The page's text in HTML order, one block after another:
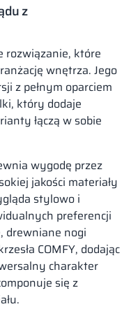
z
rozwiązanie, które
wnętrza. Jego
z pełnym oparciem
który dodaje
łączą w sobie
wygodę przez
jakości materiały
stylowo i
preferencji
drewniane nogi
COMFY, dodając
charakter
się z